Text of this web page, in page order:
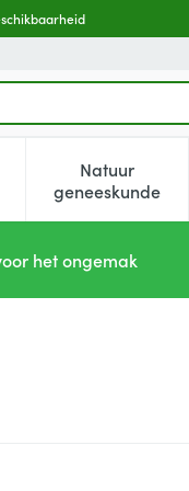
en kinderen
voor Vitaliteit
Natuur
geneeskunde
Toon
het ongemak